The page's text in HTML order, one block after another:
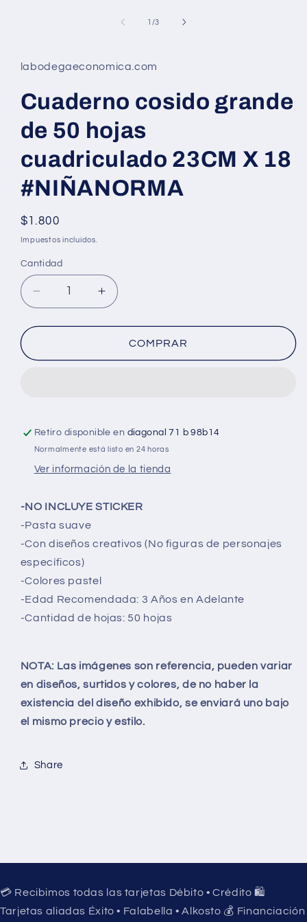
ventana
modal
1 /de
3
labodegaeconomica.com
Cuaderno cosido grande
de 50 hojas
cuadriculado 23CM X 18
#NIÑANORMA
Precio
habitual
$1.800
Impuestos incluidos.
Cantidad
Cantidad
Reducir
cantidad
para
cosido
cuadriculado
23CM
X
Aumentar
cantidad
para
Cuaderno
cosido
cuadriculado
23CM
X
COMPRAR
Retiro disponible en diagonal 71 b 98b14
Normalmente está listo en 24 horas
Ver información de la tienda
-NO INCLUYE STICKER
-Pastasuave
-Con diseños creativos (No figuras de personajes
específicos)
-Colores pastel
-Edad Recomendada: 3 Años en Adelante
-Cantidad de hojas: 50 hojas
NOTA: Las imágenes son referencia, pueden variar
en diseños, surtidos y colores, de no haber la
existencia del diseño exhibido, se enviará uno bajo
el mismo precio y estilo.
Share
💳 Recibimos todas las tarjetas Débito • Crédito 🛍️
Tarjetas aliadas Éxito • Falabella • Alkosto 💰 Financiación